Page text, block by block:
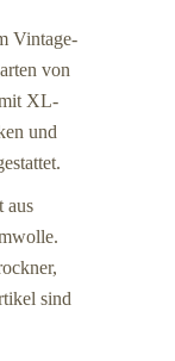
Vintage-
von
XL-
und
aus
sind